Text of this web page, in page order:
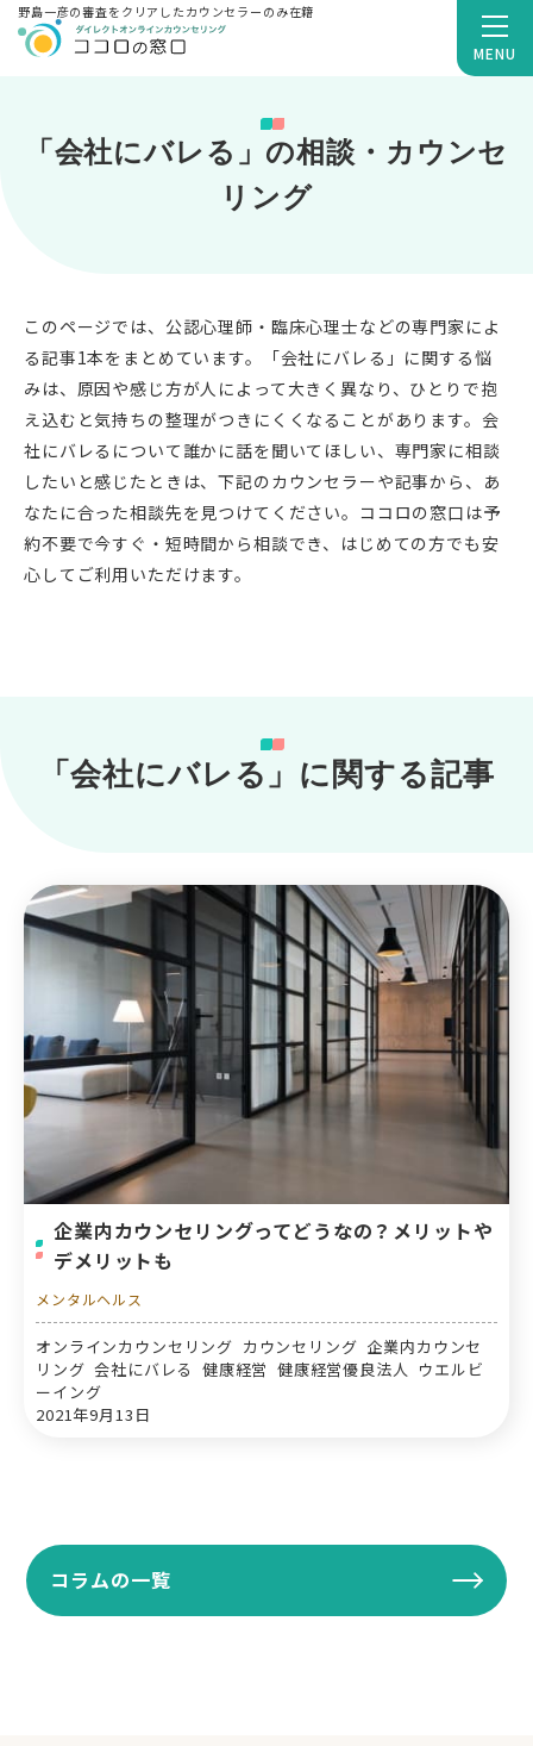
MENU
野島一彦の審査をクリアしたカウンセラーのみ在籍
「会社にバレる」の相談・カウンセ
リング
このページでは、公認心理師・臨床心理士などの専門家によ
る記事1本をまとめています。「会社にバレる」に関する悩
みは、原因や感じ方が人によって大きく異なり、ひとりで抱
え込むと気持ちの整理がつきにくくなることがあります。会
社にバレるについて誰かに話を聞いてほしい、専門家に相談
したいと感じたときは、下記のカウンセラーや記事から、あ
なたに合った相談先を見つけてください。ココロの窓口は予
約不要で今すぐ・短時間から相談でき、はじめての方でも安
心してご利用いただけます。
「会社にバレる」に関する記事
企業内カウンセリングってどうなの？メリットや
デメリットも
メンタルヘルス
オンラインカウンセリング カウンセリング 企業内カウンセ
リング 会社にバレる 健康経営 健康経営優良法人 ウエルビ
ーイング
2021年9月13日
コラムの一覧